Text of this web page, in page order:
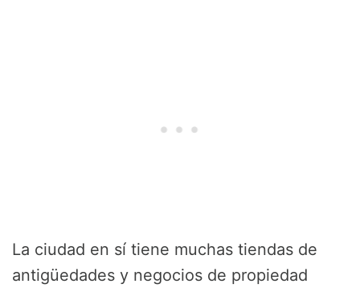
La ciudad en sí tiene muchas tiendas de
antigüedades y negocios de propiedad